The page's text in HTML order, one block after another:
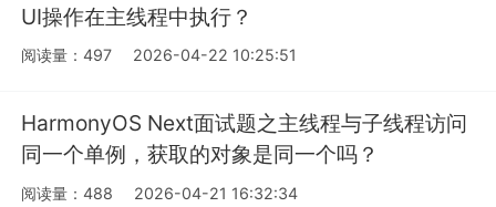
UI操作在主线程中执行？
阅读量：497 2026-04-22 10:25:51
HarmonyOS Next面试题之主线程与子线程访问
同一个单例，获取的对象是同一个吗？
阅读量：488 2026-04-21 16:32:34